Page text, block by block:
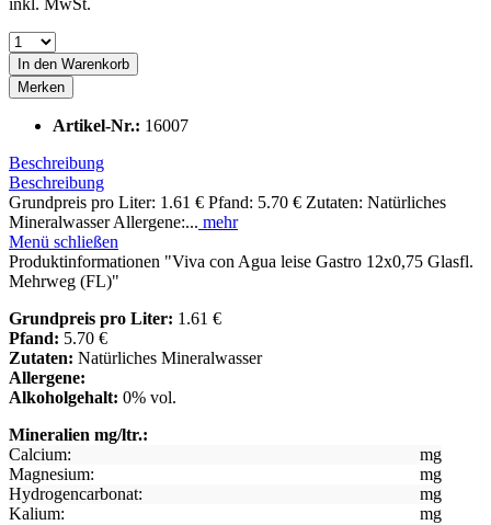
In den Warenkorb
Merken
Artikel-Nr.: 16007
Beschreibung
Beschreibung
Grundpreis pro Liter: 1.61 € Pfand: 5.70 € Zutaten: Natürliches
Mineralwasser Allergene:... mehr
Menü schließen
Produktinformationen "Viva con Agua leise Gastro 12x0,75 Glasfl.
Mehrweg (FL)"
Grundpreis pro Liter: 1.61 €
Pfand: 5.70 €
Zutaten: Natürliches Mineralwasser
Allergene:
Alkoholgehalt: 0% vol.
Mineralien mg/ltr.:
Calcium:
mg
Magnesium:
mg
Hydrogencarbonat:
mg
Kalium:
mg